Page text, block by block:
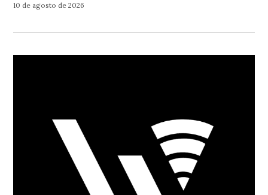
10 de agosto de 2026